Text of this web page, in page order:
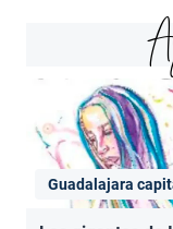
Guadalajara